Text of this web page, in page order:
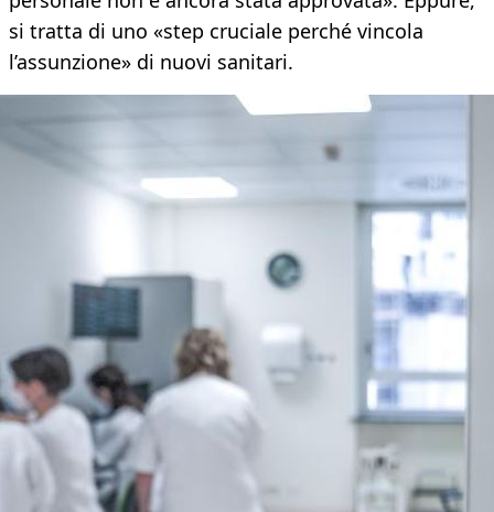
si tratta di uno «step cruciale perché vincola
l’assunzione» di nuovi sanitari.